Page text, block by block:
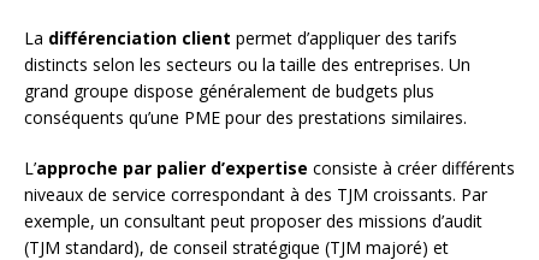
La différenciation client permet d’appliquer des tarifs
distincts selon les secteurs ou la taille des entreprises. Un
grand groupe dispose généralement de budgets plus
conséquents qu’une PME pour des prestations similaires.
L’approche par palier d’expertise consiste à créer différents
niveaux de service correspondant à des TJM croissants. Par
exemple, un consultant peut proposer des missions d’audit
(TJM standard), de conseil stratégique (TJM majoré) et